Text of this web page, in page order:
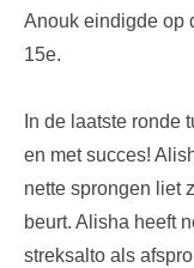
Anouk eindigde op
15e.
In de laatste ronde
en met succes!
nette sprongen liet
beurt. Alisha heeft
streksalto als